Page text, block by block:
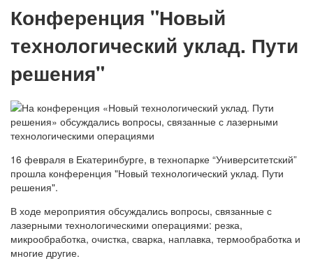
Конференция "Новый
технологический уклад. Пути
решения"
16 февраля в Екатеринбурге, в технопарке “Университетский”
прошла конференция "Новый технологический уклад. Пути
решения".
В ходе мероприятия обсуждались вопросы, связанные с
лазерными технологическими операциями: резка,
микрообработка, очистка, сварка, наплавка, термообработка и
многие другие.